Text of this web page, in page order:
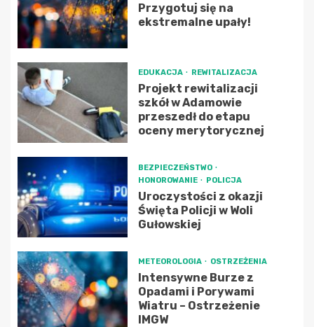
Przygotuj się na
ekstremalne upały!
EDUKACJA REWITALIZACJA
Projekt rewitalizacji
szkół w Adamowie
przeszedł do etapu
oceny merytorycznej
BEZPIECZEŃSTWO
HONOROWANIE
POLICJA
Uroczystości z okazji
Święta Policji w Woli
Gułowskiej
METEOROLOGIA OSTRZEŻENIA
Intensywne Burze z
Opadami i Porywami
Wiatru – Ostrzeżenie
IMGW